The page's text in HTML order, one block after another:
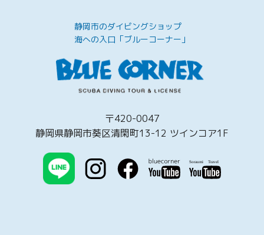
静岡市のダイビングショップ
海への入口「ブルーコーナー」
〒420-0047
静岡県静岡市葵区清閑町13-12 ツインコア1F